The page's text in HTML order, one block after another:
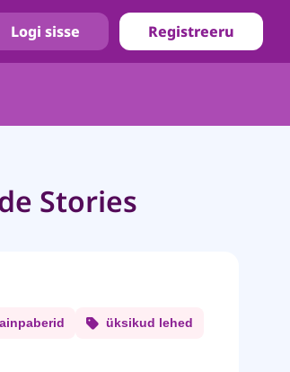
Logi sisse Registreeru
Stories
üksikud lehed